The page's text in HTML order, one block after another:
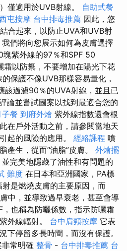
僅適用於UVB射線。 自助式餐
屯按摩 台中排毒推薦 因此，您
合起來，以防止UVA和UVB射
們將向您展示如何為皮膚選擇
塊紫外線的97％和SPF 50
以防禦，不要增加在陽光下花
保護不像UVB那樣容易量化，
該過濾90％的UVA射線，並且已
論並嘗試圖案以找到最適合您的
子餐 到府外燴 紫外線指數還會根
在戶外活動之前，請參閱當地天
起的風險的應用。 經絡課程 噴
產生，從而“油脂”皮膚。 外燴擺
完美地隱藏了油性和有問題的
難度 在日本和亞洲國家，PA標
是燃燒皮膚的主要原因，而
中，並導致過早衰老，甚至會導
，也稱為防曬係數，指示防曬霜
外線輻射。 台中肩頸按摩 它表
下停留多長時間，而沒有保護。
常明確 整骨 - 台中排毒推薦 台